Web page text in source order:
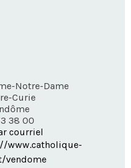
Notre-Dame
Curie
38 00
courriel
www.catholique-
vendome